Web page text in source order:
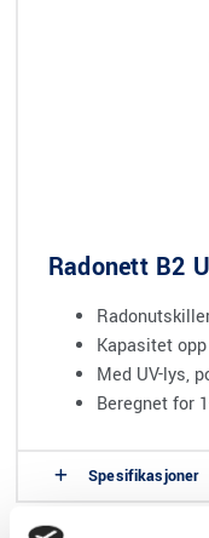
Radonett B2
Kapasitet
Med UV-lys,
Beregnet for
Spesifikasjoner